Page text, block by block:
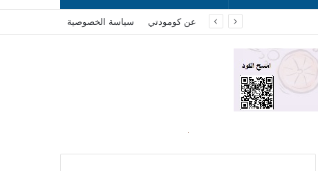
عن
عن كومودتي سياسة الخصوصية